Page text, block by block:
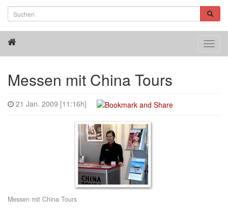
Messen mit China Tours
21 Jan. 2009 [11:16h]
Messen mit China Tours